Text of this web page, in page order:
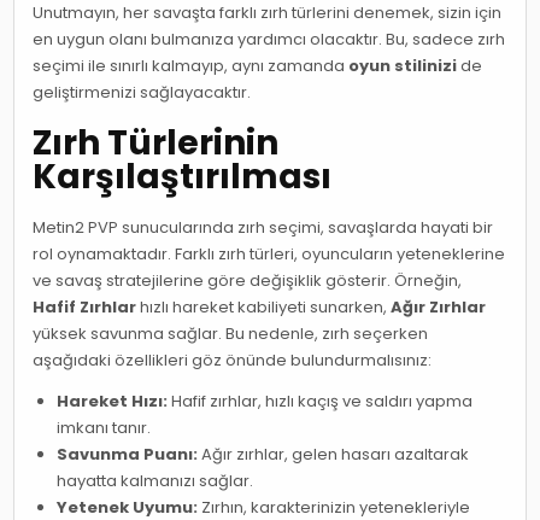
Unutmayın, her savaşta farklı zırh türlerini denemek, sizin için
en uygun olanı bulmanıza yardımcı olacaktır. Bu, sadece zırh
seçimi ile sınırlı kalmayıp, aynı zamanda oyun stilinizide
geliştirmenizi sağlayacaktır.
Zırh Türlerinin
Karşılaştırılması
Metin2 PVP sunucularında zırh seçimi, savaşlarda hayati bir
rol oynamaktadır. Farklı zırh türleri, oyuncuların yeteneklerine
ve savaş stratejilerine göre değişiklik gösterir. Örneğin,
Hafif Zırhlarhızlı hareket kabiliyeti sunarken,Ağır Zırhlar
yüksek savunma sağlar. Bu nedenle, zırh seçerken
aşağıdaki özellikleri göz önünde bulundurmalısınız:
Hareket Hızı: Hafif zırhlar, hızlı kaçış ve saldırı yapma
imkanı tanır.
Savunma Puanı: Ağır zırhlar, gelen hasarı azaltarak
hayatta kalmanızı sağlar.
Yetenek Uyumu: Zırhın, karakterinizin yetenekleriyle